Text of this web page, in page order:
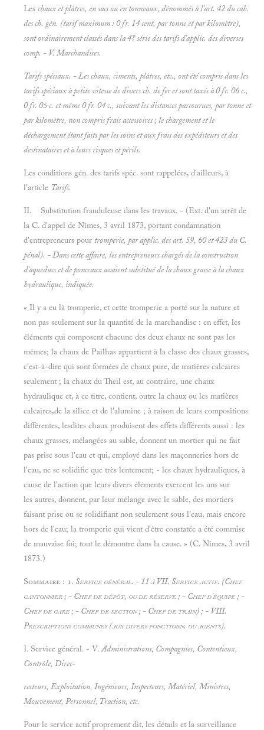
Les chaux etplâtres, en sacs ou en tonneaux, dénommés à l'art. 42 du cah.
des ch. gén. (tarif maximum : 0 fr. 14 cent, par tonne et par kilomètre),
sont ordinairement classés dans la 4? série des tarifs d'applic. des diverses
comp. - V.Marchandises.
Tarifs spéciaux. - Leschaux, ciments, plâtres, etc., ont été compris dans les
tarifs spéciaux à petite vitesse de divers ch. de fer et sont taxés à 0 fr. 06 c.,
0 fr. 05 c. et même 0 fr. 04 c., suivant les distances parcourues, par tonne et
par kilomètre, non compris frais accessoires ; le chargement et le
déchargement étant faits par les soins et aux frais des expéditeurs et des
destinataires et à leurs risques et périls.
Les conditions gén. des tarifs spéc. sont rappelées, d'ailleurs, à
l'article Tarifs.
II. Substitution frauduleuse dans les travaux. - (Ext. d'un arrêt de
la C. d'appel de Nîmes, 3 avril 1873, portant condamnation
d'entrepreneurs pour tromperie, par applic. des art. 59, 60 et 423 du C.
pénal). - Dans cette affaire, les entrepreneurs chargés de la construction
d'aqueducs et de ponceaux avaient substitué de la chaux grasse à la chaux
hydraulique, indiquée.
« Il y a eu là tromperie, et cette tromperie a porté sur la nature et
non pas seulement sur la quantité de la marchandise : en effet, les
éléments qui composent chacune des deux chaux ne sont pas les
mêmes; la chaux de Pailhas appartient à la classe des chaux grasses,
c'est-à-dire qui sont formées de chaux pure, de matières calcaires
seulement ; la chaux du Theil est, au contraire, une chaux
hydraulique et, à ce titre, contient, outre la chaux ou les matières
calcaires,de la silice et de l'alumine ; à raison de leurs compositions
différentes, lesdites chaux produisent des effets différents aussi : les
chaux grasses, mélangées au sable, donnent un mortier qui ne fait
pas prise sous l'eau et qui, employé dans les maçonneries hors de
l'eau, ne se solidifie que très lentement; - les chaux hydrauliques, à
cause de l'action que leurs divers éléments exercent les uns sur
les autres, donnent, par leur mélange avec le sable, des mortiers
faisant prise ou se solidifiant non seulement sous l'eau, mais encore
hors de l'eau; la tromperie qui vient d'être constatée a été commise
de mauvaise foi; tout le démontre dans la cause. » (C. Nîmes, 3 avril
1873.)
Sommaire : 1. Service général. - 11 à VII. Service actif. (Chef
cantonnier ; - Chef de dépôt, ou de réserve ; - Chef d'équipe ; -
Chef de gare ; - Chef de section ; - Chef de train) ; - VIII.
Prescriptions communes (aux divers fonctionn. ou agents).
I. Service général. - V.Administrations, Compagnies, Contentieux,
Contrôle, Direc-
recteurs, Exploitation, Ingénieurs, Inspecteurs, Matériel, Ministres,
Mouvement, Personnel, Traction, etc.
Pour le service actif proprement dit, les détails et la surveillance